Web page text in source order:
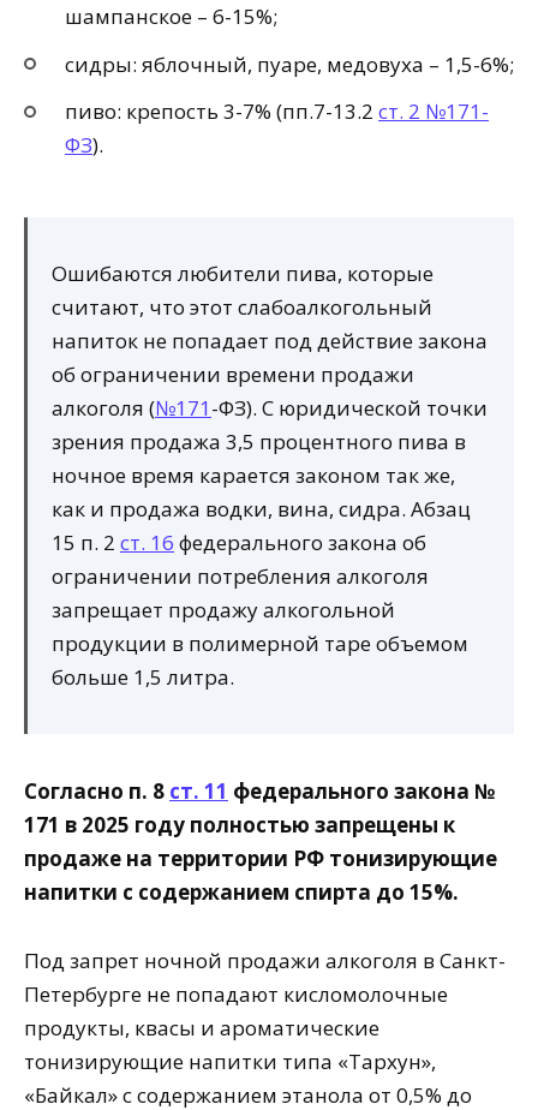
шампанское – 6-15%;
сидры: яблочный, пуаре, медовуха – 1,5-6%;
пиво: крепость 3-7% (пп.7-13.2 ст. 2 №171-
ФЗ).
Ошибаются любители пива, которые
считают, что этот слабоалкогольный
напиток не попадает под действие закона
об ограничении времени продажи
алкоголя (№171-ФЗ). С юридической точки
зрения продажа 3,5 процентного пива в
ночное время карается законом так же,
как и продажа водки, вина, сидра. Абзац
15 п. 2 ст. 16 федерального закона об
ограничении потребления алкоголя
запрещает продажу алкогольной
продукции в полимерной таре объемом
больше 1,5 литра.
Согласно п. 8 ст. 11 федерального закона №
171 в 2025 году полностью запрещены к
продаже на территории РФ тонизирующие
напитки с содержанием спирта до 15%.
Под запрет ночной продажи алкоголя в Санкт-
Петербурге не попадают кисломолочные
продукты, квасы и ароматические
тонизирующие напитки типа «Тархун»,
«Байкал» с содержанием этанола от 0,5% до